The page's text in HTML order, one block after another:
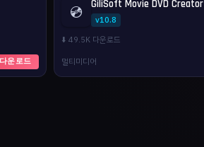
운로드
💿 GiliSoft Movie DVD Creator
v10.8
⬇️ 49.5K 다운로드
멀티미디어